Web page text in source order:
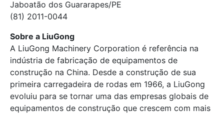
Jaboatão dos Guararapes/PE
(81) 2011-0044
Sobre a LiuGong
A LiuGong Machinery Corporation é referência na
indústria de fabricação de equipamentos de
construção na China. Desde a construção de sua
primeira carregadeira de rodas em 1966, a LiuGong
evoluiu para se tornar uma das empresas globais de
equipamentos de construção que crescem com mais